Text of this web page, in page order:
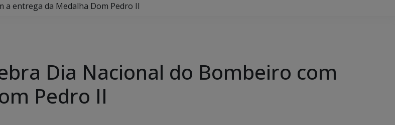
a entrega da Medalha Dom Pedro II
Dia Nacional do Bombeiro com
Pedro II